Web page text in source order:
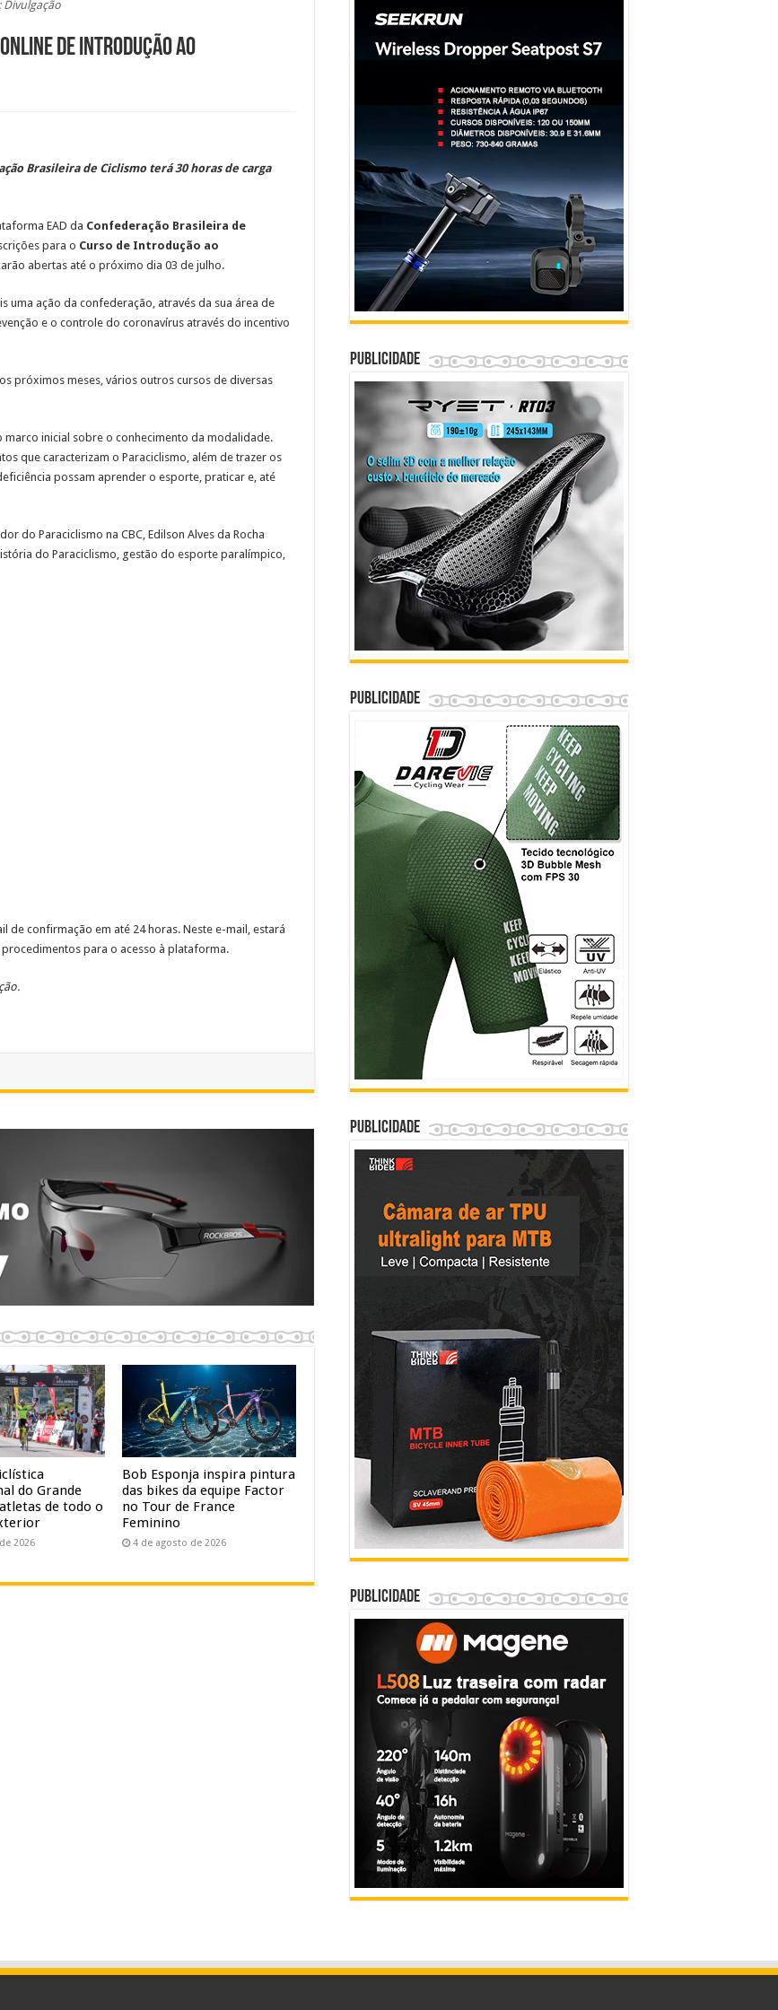
Divulgação
de introdução ao
Brasileira de Ciclismo terá 30 horas de carga
EAD da Confederação Brasileira de
para o Curso de Introdução ao
abertas até o próximo dia 03 de julho.
uma ação da confederação, através da sua área de
e o controle do coronavírus através do incentivo
próximos meses, vários outros cursos de diversas
inicial sobre o conhecimento da modalidade.
que caracterizam o Paraciclismo, além de trazer os
possam aprender o esporte, praticar e, até
do Paraciclismo na CBC, Edilson Alves da Rocha
do Paraciclismo, gestão do esporte paralímpico,
de confirmação em até 24 horas. Neste e-mail, estará
para o acesso à plataforma.
do Grande
de todo o
2026
Bob Esponja inspira pintura
das bikes da equipe Factor
no Tour de France
Feminino
4 de agosto de 2026
Publicidade
Publicidade
Publicidade
Publicidade